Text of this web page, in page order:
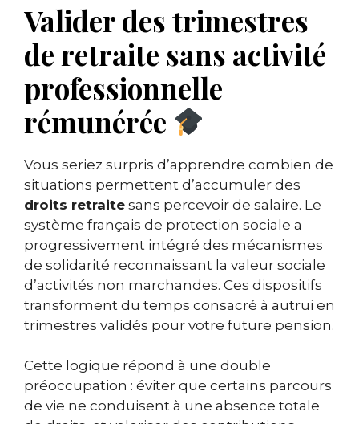
Valider des trimestres
de retraite sans activité
professionnelle
rémunérée
Vous seriez surpris d’apprendre combien de
situations permettent d’accumuler des
droits retraite sans percevoir de salaire. Le
système français de protection sociale a
progressivement intégré des mécanismes
de solidarité reconnaissant la valeur sociale
d’activités non marchandes. Ces dispositifs
transforment du temps consacré à autrui en
trimestres validés pour votre future pension.
Cette logique répond à une double
préoccupation : éviter que certains parcours
de vie ne conduisent à une absence totale